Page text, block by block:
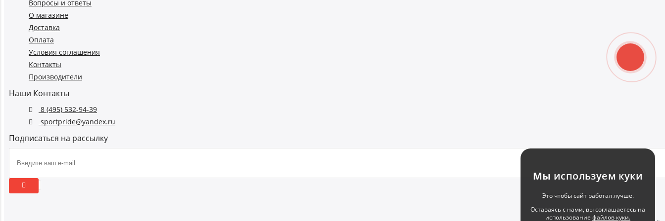
Вопросы и ответы
О магазине
Доставка
Оплата
Условия соглашения
Контакты
Производители
Наши Контакты
8 (495) 532-94-39
sportpride@yandex.ru
Подписаться на рассылку
Мы используем куки
Это чтобы сайт работал лучше.
Оставаясь с нами, вы соглашаетесь на
использование файлов куки.